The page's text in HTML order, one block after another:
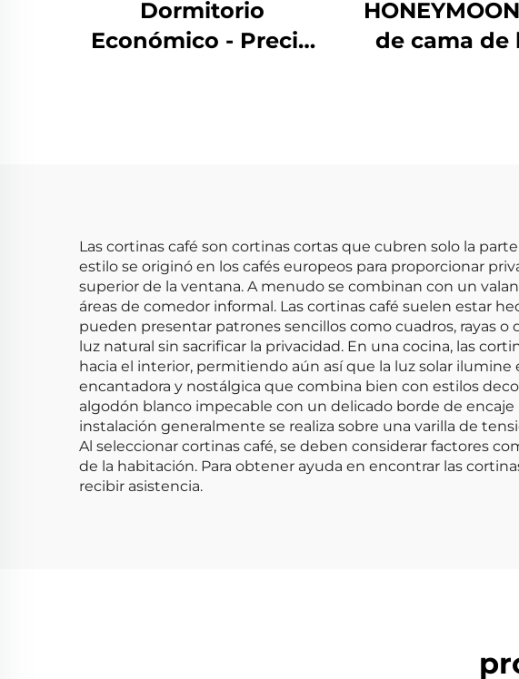
Dormitorio
Económico - Precio
de cama de
Las cortinas café son cortinas cortas que cubren solo la
estilo se originó en los cafés europeos para proporcionar
superior de la ventana. A menudo se combinan con un
áreas de comedor informal. Las cortinas café suelen estar
pueden presentar patrones sencillos como cuadros, rayas
luz natural sin sacrificar la privacidad. En una cocina, las
hacia el interior, permitiendo aún así que la luz solar
encantadora y nostálgica que combina bien con estilos
algodón blanco impecable con un delicado borde de
instalación generalmente se realiza sobre una varilla de
Al seleccionar cortinas café, se deben considerar factores
de la habitación. Para obtener ayuda en encontrar las
recibir asistencia.